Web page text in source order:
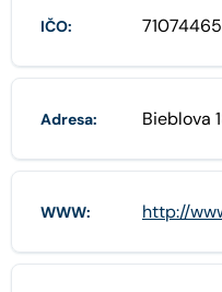
IČO: 71074465
Adresa: Bieblova
WWW: http://